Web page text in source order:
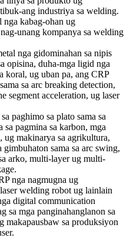
ang industriya sa welding.
nga kabag-ohan ug
unang kompanya sa welding
nga gidominahan sa nipis
opisina, duha-mga ligid nga
koral, ug uban pa, ang CRP
sa arc breaking detection,
segment acceleration, ug laser
paghimo sa plato sama sa
pagmina sa karbon, mga
ug makinarya sa agrikultura,
gimbuhaton sama sa arc swing,
arko, multi-layer ug multi-
nga nagmugna ug
welding robot ug lainlain
digital communication
sa mga panginahanglanon sa
makapausbaw sa produksiyon